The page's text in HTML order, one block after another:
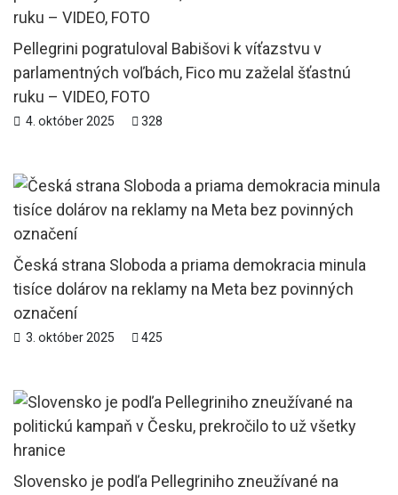
Pellegrini pogratuloval Babišovi k víťazstvu v
parlamentných voľbách, Fico mu zaželal šťastnú
ruku – VIDEO, FOTO
4. október 2025 328
Česká strana Sloboda a priama demokracia minula
tisíce dolárov na reklamy na Meta bez povinných
označení
3. október 2025 425
Slovensko je podľa Pellegriniho zneužívané na